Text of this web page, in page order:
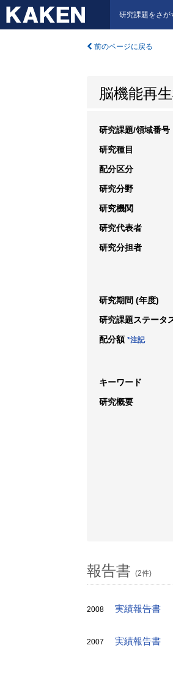
研究課題をさが
前のページに戻る
脳機能再
研究課題/領域番号
研究種目
配分区分
研究分野
研究機関
研究代表者
研究分担者
研究期間 (年度)
研究課題ステータ
配分額 *注記
キーワード
研究概要
報告書 (2件)
2008 実績報告書
2007 実績報告書